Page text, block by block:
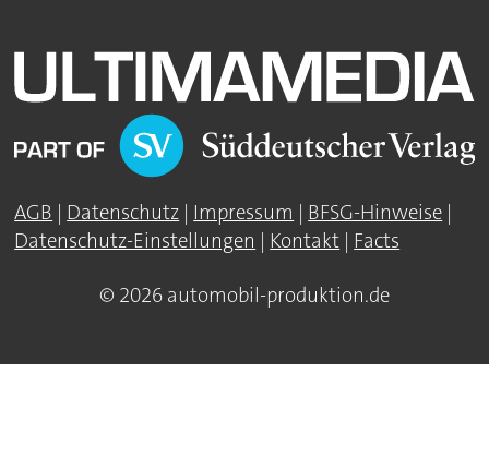
AGB | Datenschutz | Impressum | BFSG-Hinweise |
Datenschutz-Einstellungen | Kontakt | Facts
© 2026 automobil-produktion.de